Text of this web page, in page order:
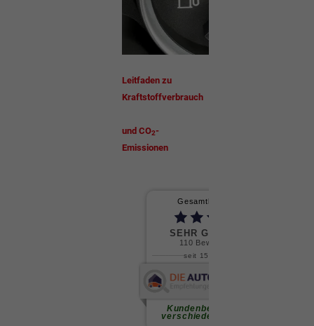
Leitfaden zu
Kraftstoffverbrauch
und CO2-
Emissionen